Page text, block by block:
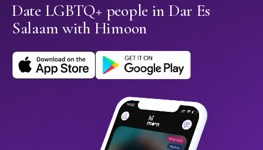
Date LGBTQ+ people in Dar Es
Salaam with Himoon